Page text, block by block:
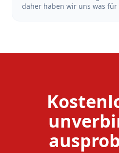
daher haben wir uns was
wegen der Ferien und